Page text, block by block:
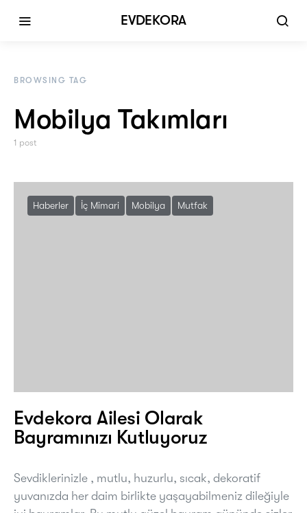
EVDEKORA
BROWSING TAG
Mobilya Takımları
1 post
Haberler İç Mimari Mobilya Mutfak
Evdekora Ailesi Olarak
Bayramınızı Kutluyoruz
Sevdiklerinizle , mutlu, huzurlu, sıcak, dekoratif
yuvanızda her daim birlikte yaşayabilmeniz dileğiyle